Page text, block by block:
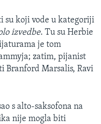
su koji vode u kategoriji
izvedbe. Tu su Herbie
je tom
zatim, pijanist
Branford Marsalis, Ravi
s alto-saksofona na
nije mogla biti